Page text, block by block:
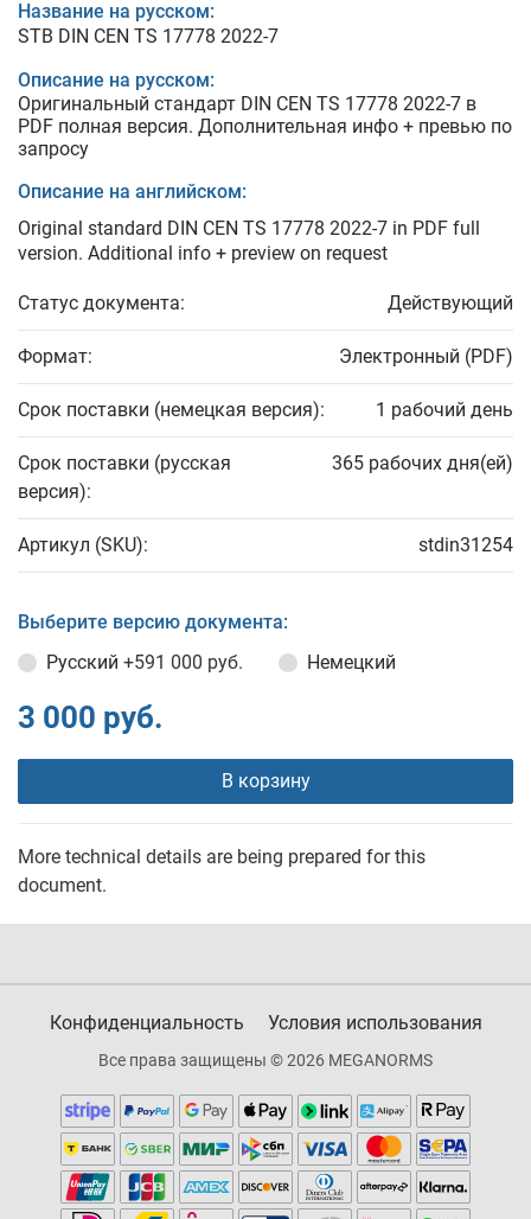
Название на русском:
STB DIN CEN TS 17778 2022-7
Описание на русском:
Оригинальный стандарт DIN CEN TS 17778 2022-7 в
PDF полная версия. Дополнительная инфо + превью по
запросу
Описание на английском:
Original standard DIN CEN TS 17778 2022-7 in PDF full
version. Additional info + preview on request
Статус документа: Действующий
Формат: Электронный (PDF)
Срок поставки (немецкая версия): 1 рабочий день
Срок поставки (русская
версия):
365 рабочих дня(ей)
Артикул (SKU): stdin31254
Выберите версию документа:
Русский +591 000 руб. Немецкий
3 000 руб.
В корзину
More technical details are being prepared for this
document.
Конфиденциальность Условия использования
Все права защищены © 2026 MEGANORMS